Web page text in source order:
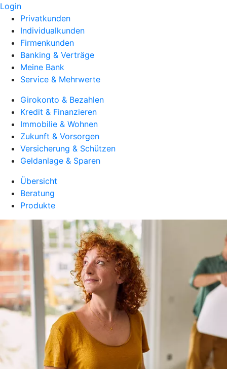
Login
Privatkunden
Individualkunden
Firmenkunden
Banking & Verträge
Meine Bank
Service & Mehrwerte
Girokonto & Bezahlen
Kredit & Finanzieren
Immobilie & Wohnen
Zukunft & Vorsorgen
Versicherung & Schützen
Geldanlage & Sparen
Übersicht
Beratung
Produkte